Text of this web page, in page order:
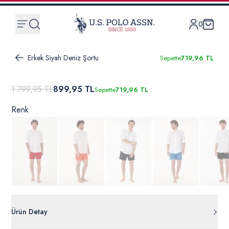
0
Erkek Siyah Deniz Şortu Sepette719,96 TL
1.799,95 TL899,95 TLSepette719,96 TL
Renk
Ürün Detay